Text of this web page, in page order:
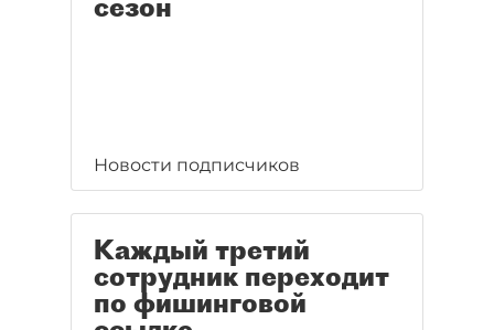
сезон
Новости подписчиков
Каждый третий
сотрудник переходит
по фишинговой